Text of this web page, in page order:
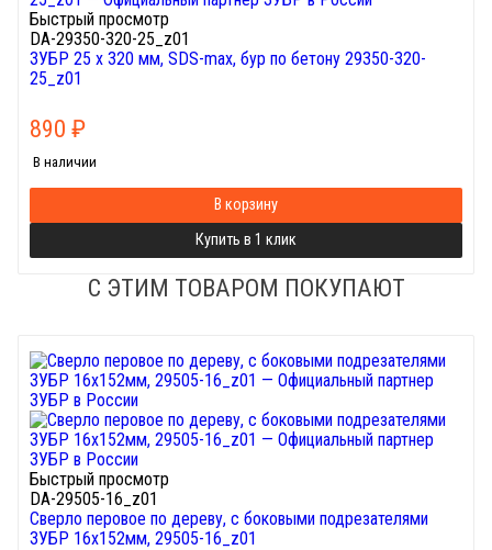
Быстрый просмотр
DA-29350-320-25_z01
ЗУБР 25 x 320 мм, SDS-max, бур по бетону 29350-320-
25_z01
890 ₽
В наличии
В корзину
Купить в 1 клик
С ЭТИМ ТОВАРОМ ПОКУПАЮТ
Быстрый просмотр
DA-29505-16_z01
Сверло перовое по дереву, с боковыми подрезателями
ЗУБР 16x152мм, 29505-16_z01